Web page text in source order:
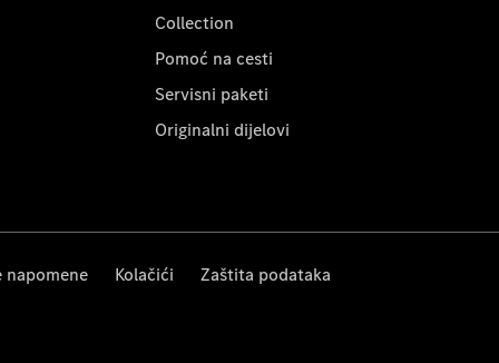
Collection
Pomoć na cesti
Servisni paketi
Originalni dijelovi
napomene Kolačići Zaštita podataka